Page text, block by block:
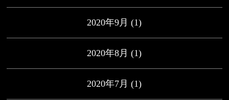
2020年9月 (1)
2020年8月 (1)
2020年7月 (1)